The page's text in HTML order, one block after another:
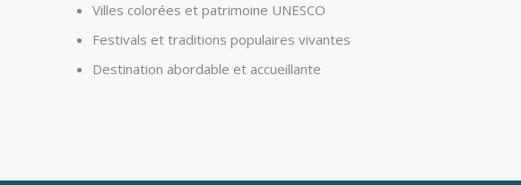
Villes colorées et patrimoine UNESCO
Festivals et traditions populaires vivantes
Destination abordable et accueillante